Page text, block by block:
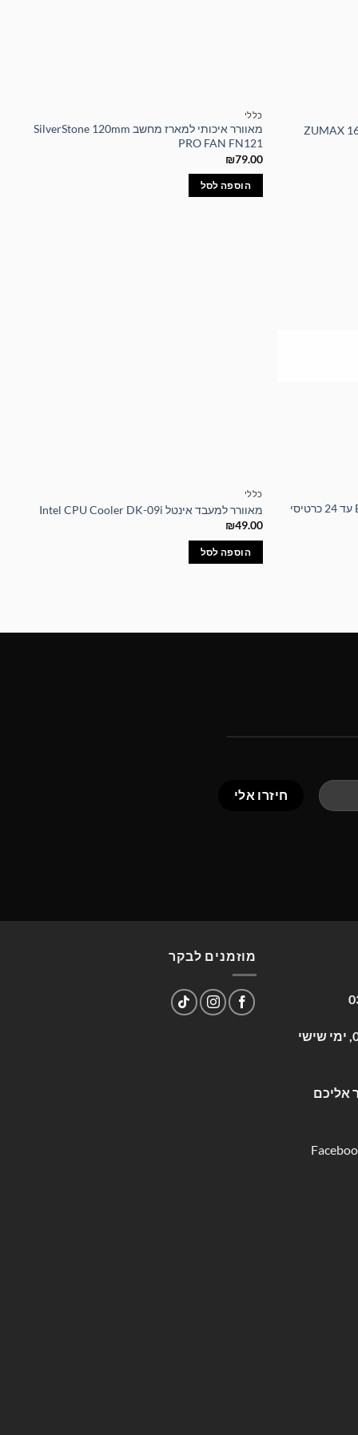
כללי
מאוורר איכותי למארז מחשב SilverStone 120mm
PRO FAN FN121
₪79.00
הוספה לסל
לוח אם איכותי BIOSTAR TB250-BTC עד 24 כרטיסי
כללי
מאוורר למעבד אינטל Intel CPU Cooler DK-09i
₪49.00
הוספה לסל
שעות פעילות: א-ה 09:00-17:00, ימי שישי
אליכם
מוזמנים לבקר